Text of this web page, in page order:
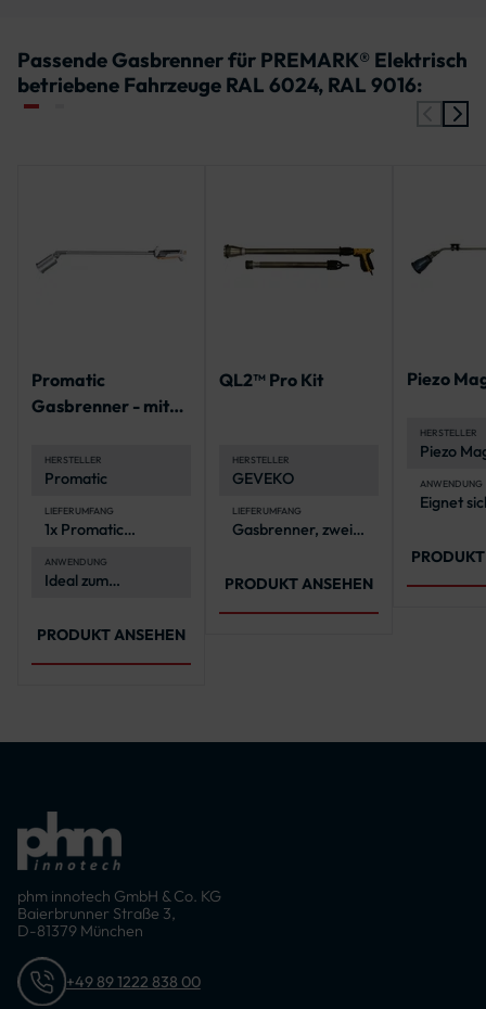
Passende Gasbrenner für PREMARK® Elektrisch
betriebene Fahrzeuge RAL 6024, RAL 9016:
Promatic
Gasbrenner - mit
HERSTELLER
Promatic
LIEFERUMFANG
1x Promatic
Selbstzündung
ANWENDUNG
Ideal zum
Thermoplastik
PRODUKT ANSEHEN
QL2™ Pro Kit
HERSTELLER
GEVEKO
LIEFERUMFANG
Gasbrenner, zwei
Schlauch,
Anschluss,
PRODUKT ANSEHEN
Piezo
HERSTELLER
Piezo
ANWENDUNG
Eignet
phm innotech GmbH & Co. KG
Baierbrunner Straße 3,
D-81379 München
+49 89 1222 838 00